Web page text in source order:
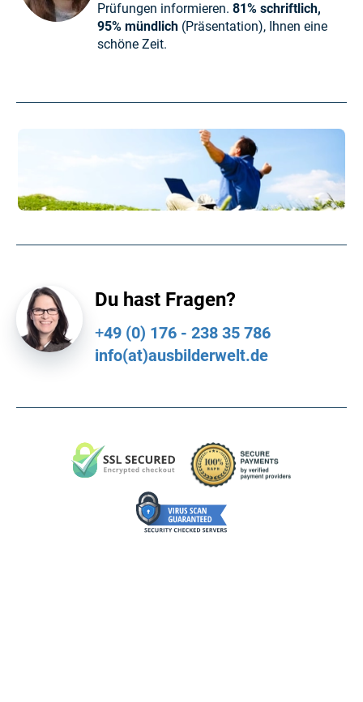
Prüfungen informieren. 81% schriftlich,
95% mündlich (Präsentation), Ihnen eine
schöne Zeit.
Du hast Fragen?
+49 (0) 176 - 238 35 786
info(at)ausbilderwelt.de